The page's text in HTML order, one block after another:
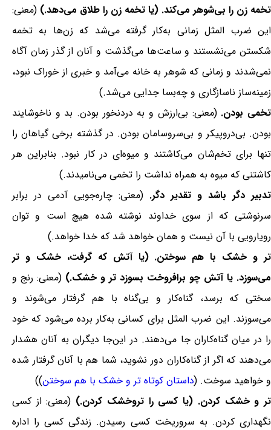
تخمه زن را بی‌شوهر می‌کند. (یا تخمه زن را طلاق می‌دهد.) (معنی:
این ضرب المثل زمانی به‌کار گرفته می‌شد که زن‌ها به تخمه
شکستن می‌نشستند و ساعت‌ها می‌گذشت و آنان از گذر زمان آگاه
نمی‌شدند و زمانی که شوهر به خانه می‌آمد و خبری از خوراک نبود،
زمینه‌ساز ناسازگاری و چه‌بسا جدایی می‌شد.)
تخمی بودن. (معنی: بی‌ارزش و به دردنخور بودن. بد و ناخوشایند
بودن. بی‌دروپیکر و بی‌سروسامان بودن. در گذشته برخی گیاهان را
تنها برای تخم‌شان می‌کاشتند و میوه‌ای در کار نبود. بنابراین هر
کاشتنی که میوه به همراه نداشت را تخمی می‌نامیدند.)
تدبیر دگر باشد و تقدیر دگر. (معنی: چاره‌جویی آدمی در برابر
سرنوشتی که از سوی خداوند نوشته شده هیچ است و توان
رویارویی با آن نیست و همان خواهد شد که خدا خواهد.)
تر و خشک با هم سوختن. (یا آتش که گرفت، خشک و تر
می‌سوزد. یا آتش چو برافروخت بسوزد تر و خشک.) (معنی: رنج و
سختی که برسد، گناه‌کار و بی‌گناه با هم گرفتار می‌شوند و
می‌سوزند. این ضرب المثل برای کسانی به‌کار برده می‌شود که خود
را در میان گناه‌کاران جا می‌دهند. در این‌جا دیگران به آنان هشدار
می‌دهند که اگر از گناه‌کاران دور نشوید، شما هم با آنان گرفتار شده
و خواهید سوخت. (داستان کوتاه تر و خشک با هم سوختن))
تر و خشک کردن. (یا کسی را تروخشک کردن.) (معنی: از کسی
نگهداری کردن. به سروریخت کسی رسیدن. زندگی کسی را اداره